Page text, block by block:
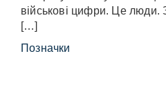
військові цифри. Це
[…]
Позначки